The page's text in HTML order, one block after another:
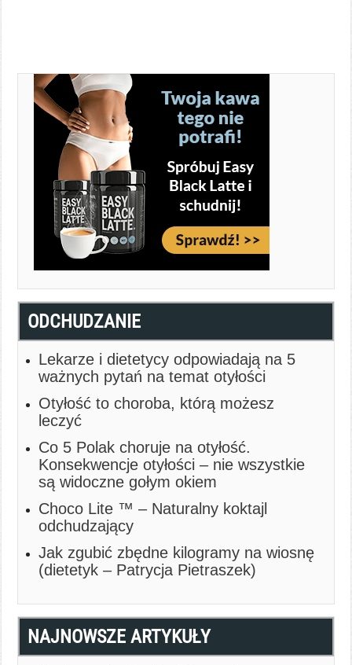
ODCHUDZANIE
Lekarze i dietetycy odpowiadają na 5
ważnych pytań na temat otyłości
Otyłość to choroba, którą możesz
leczyć
Co 5 Polak choruje na otyłość.
Konsekwencje otyłości – nie wszystkie
są widoczne gołym okiem
Choco Lite ™ – Naturalny koktajl
odchudzający
Jak zgubić zbędne kilogramy na wiosnę
(dietetyk – Patrycja Pietraszek)
NAJNOWSZE ARTYKUŁY